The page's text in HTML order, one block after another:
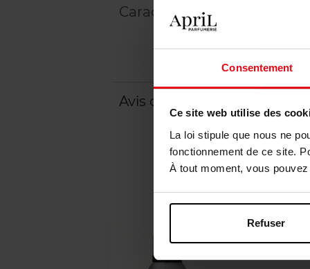
Consentement
Ce site web utilise des
La loi stipule que nous ne
fonctionnement de ce site.
À tout moment, vous
Refuser
Caractéristiques
Avis client